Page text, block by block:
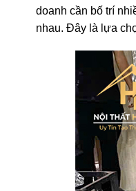
doanh cần bố trí
nhau. Đây là lựa